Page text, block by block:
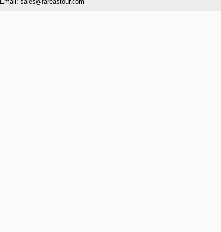
Email: sales@fareastour.com